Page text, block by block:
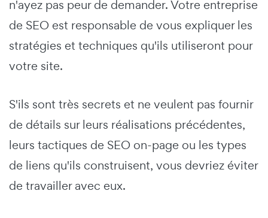
n'ayez pas peur de demander. Votre entreprise
de SEO est responsable de vous expliquer les
stratégies et techniques qu'ils utiliseront pour
votre site.
S'ils sont très secrets et ne veulent pas fournir
de détails sur leurs réalisations précédentes,
leurs tactiques de SEO on-page ou les types
de liens qu'ils construisent, vous devriez éviter
de travailler avec eux.